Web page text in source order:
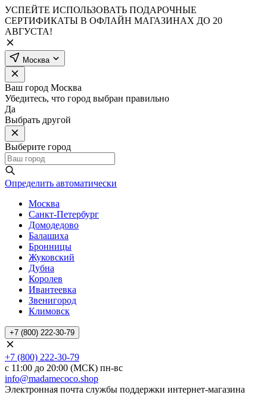
УСПЕЙТЕ ИСПОЛЬЗОВАТЬ ПОДАРОЧНЫЕ
СЕРТИФИКАТЫ В ОФЛАЙН МАГАЗИНАХ ДО 20
АВГУСТА!
Москва
Ваш город Москва
Убедитесь, что город выбран правильно
Да
Выбрать другой
Выберите город
Определить автоматически
Москва
Санкт-Петербург
Домодедово
Балашиха
Бронницы
Жуковский
Дубна
Королев
Ивантеевка
Звенигород
Климовск
+7 (800) 222-30-79
+7 (800) 222-30-79
с 11:00 до 20:00 (МСК) пн-вс
info@madamecoco.shop
Электронная почта службы поддержки интернет-магазина